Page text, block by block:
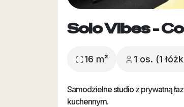
Solo Vibes -
16 m² 1 os. (1
Samodzielne studio z prywatną
kuchennym.